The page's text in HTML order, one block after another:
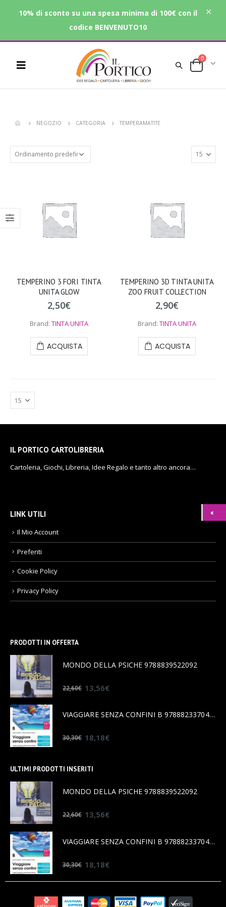
0
NEGOZIO CATEGORIA TEMPERAMATITE
TEMPERINO 3 FORI TINTA
UNITA GLOW
2,50€
Brand: TINTA UNITA
ACQUISTA
TEMPERINO 3D TINTA UNITA
ZOO FRUIT COLLECTION
2,90€
Brand: TINTA UNITA
ACQUISTA
IL PORTICO CARTOLIBRERIA
Cartoleria, Giochi, Libreria, Idee Regalo e tanto altro ancora…
LINK UTILI
Il Mio Account
Preferiti
Cookie Policy
Privacy Policy
PRODOTTI IN OFFERTA
MONDO DELLA PSICHE 9788839522092
22,60€ 13,56€
VIAGGIARE SENZA CONFINI B 9788823370456
30,30€ 18,18€
ULTIMI PRODOTTI INSERITI
MONDO DELLA PSICHE 9788839522092
22,60€ 13,56€
VIAGGIARE SENZA CONFINI B 9788823370456
30,30€ 18,18€
10% di sconto su una spesa minima di 100€ con il
codice BENVENUTO10